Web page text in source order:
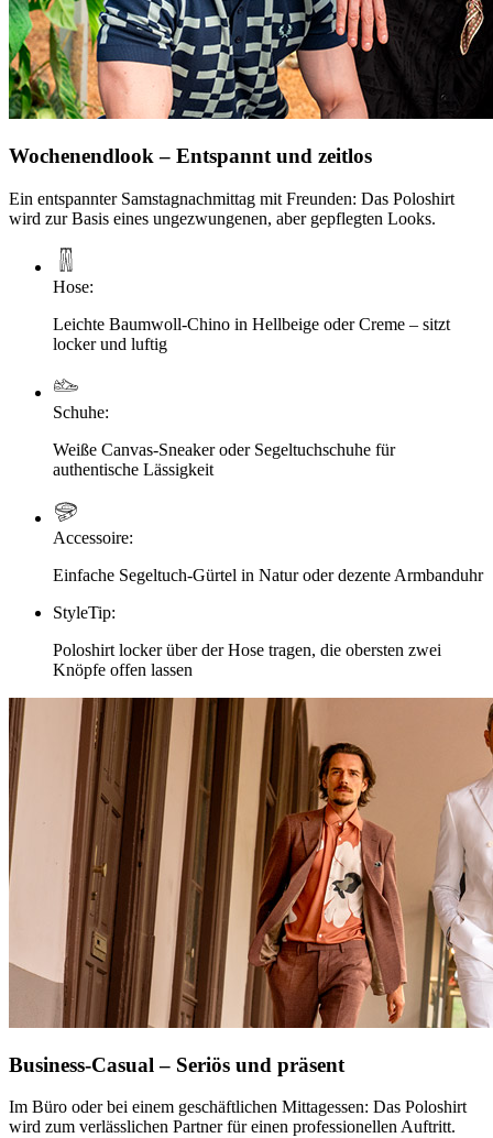
Wochenendlook – Entspannt und zeitlos
Ein entspannter Samstagnachmittag mit Freunden: Das Poloshirt
wird zur Basis eines ungezwungenen, aber gepflegten Looks.
Hose:
Leichte Baumwoll-Chino in Hellbeige oder Creme – sitzt
locker und luftig
Schuhe:
Weiße Canvas-Sneaker oder Segeltuchschuhe für
authentische Lässigkeit
Accessoire:
Einfache Segeltuch-Gürtel in Natur oder dezente Armbanduhr
StyleTip:
Poloshirt locker über der Hose tragen, die obersten zwei
Knöpfe offen lassen
Business-Casual – Seriös und präsent
Im Büro oder bei einem geschäftlichen Mittagessen: Das Poloshirt
wird zum verlässlichen Partner für einen professionellen Auftritt.